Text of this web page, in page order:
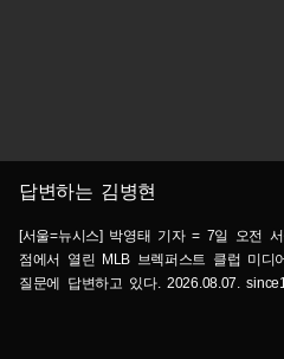
답변하는 김병현
[서울=뉴시스] 박영태 기자 = 7일 오전
점에서 열린 MLB 브렉퍼스트 클럽 미디
질문에 답변하고 있다. 2026.08.07.